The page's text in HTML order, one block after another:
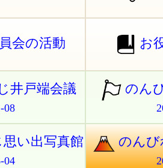
会の活動 お
井戸端会議
08
のん
い出写真館
04
のんび